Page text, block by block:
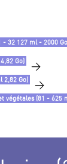
- 32 127 ml - 2000
Go) >
2,82 Go) >
végétales (81 - 625